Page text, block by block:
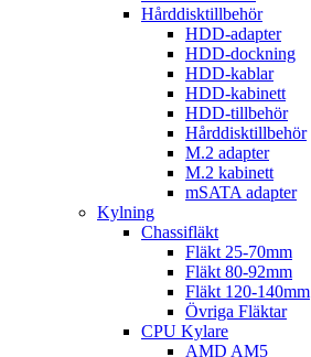
Hårddisktillbehör
HDD-adapter
HDD-dockning
HDD-kablar
HDD-kabinett
HDD-tillbehör
Hårddisktillbehör
M.2 adapter
M.2 kabinett
mSATA adapter
Kylning
Chassifläkt
Fläkt 25-70mm
Fläkt 80-92mm
Fläkt 120-140mm
Övriga Fläktar
CPU Kylare
AMD AM5